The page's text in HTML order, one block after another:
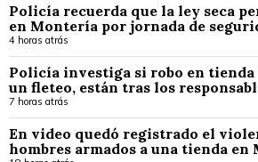
Policía recuerda que la ley seca
en Montería por jornada de
4 horas atrás
Policía investiga si robo en
un fleteo, están tras los
7 horas atrás
En video quedó registrado el
hombres armados a una tienda en